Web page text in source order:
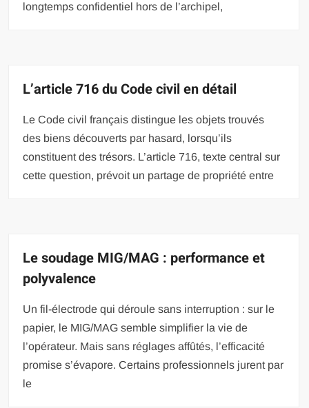
longtemps confidentiel hors de l’archipel,
L’article 716 du Code civil en détail
Le Code civil français distingue les objets trouvés
des biens découverts par hasard, lorsqu’ils
constituent des trésors. L’article 716, texte central sur
cette question, prévoit un partage de propriété entre
Le soudage MIG/MAG : performance et
polyvalence
Un fil-électrode qui déroule sans interruption : sur le
papier, le MIG/MAG semble simplifier la vie de
l’opérateur. Mais sans réglages affûtés, l’efficacité
promise s’évapore. Certains professionnels jurent par
le